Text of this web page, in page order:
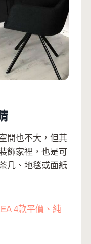
間也不大，但其
飾家裡，也是可
几、地毯或面紙
4款平價、純